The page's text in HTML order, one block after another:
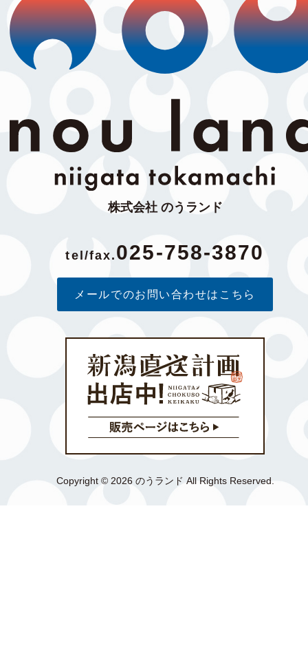
株式会社 のうランド
tel/fax. 025-758-3870
メールでのお問い合わせはこちら
Copyright © 2026 のうランド All Rights Reserved.